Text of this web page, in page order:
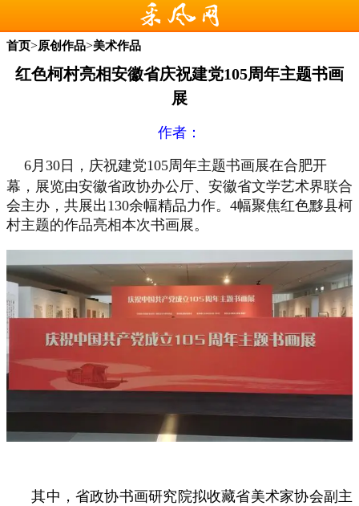
首页>原创作品>美术作品
红色柯村亮相安徽省庆祝建党105周年主题书画
展
作者：
6月30日，庆祝建党105周年主题书画展在合肥开
幕，展览由安徽省政协办公厅、安徽省文学艺术界联合
会主办，共展出130余幅精品力作。4幅聚焦红色黟县柯
村主题的作品亮相本次书画展。
其中，省政协书画研究院拟收藏省美术家协会副主